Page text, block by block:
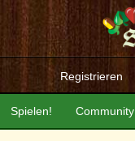
Registrieren
Community
Spielen!